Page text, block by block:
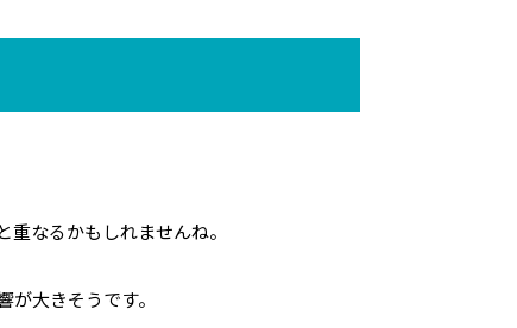
なるかもしれませんね。
大きそうです。